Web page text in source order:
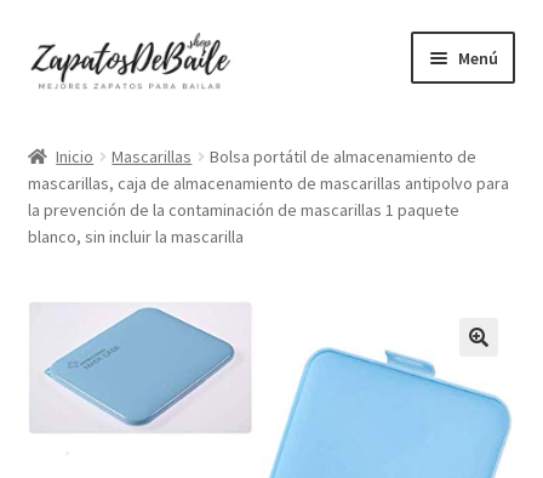
Ir
a
Ir
al
Menú
Hombre
Accesorios
Mascarillas
Camisetas mujer
Inicio Mascarillas
Bolsa portátil de almacenamiento de
mascarillas, caja de almacenamiento de mascarillas antipolvo para
la prevención de la contaminación de mascarillas 1 paquete
blanco, sin incluir la mascarilla